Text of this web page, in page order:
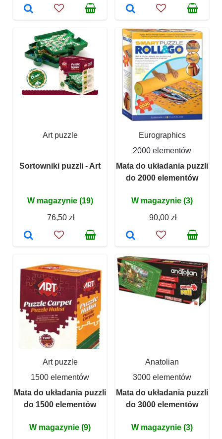
Art puzzle
Sortowniki puzzli - Art
W magazynie (19)
76,50 zł
Eurographics
2000 elementów
Mata do układania puzzli
do 2000 elementów
W magazynie (3)
90,00 zł
Art puzzle
1500 elementów
Mata do układania puzzli
do 1500 elementów
W magazynie (9)
Anatolian
3000 elementów
Mata do układania puzzli
do 3000 elementów
W magazynie (3)